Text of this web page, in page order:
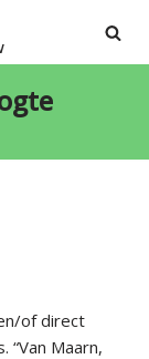
of direct
Maarn,